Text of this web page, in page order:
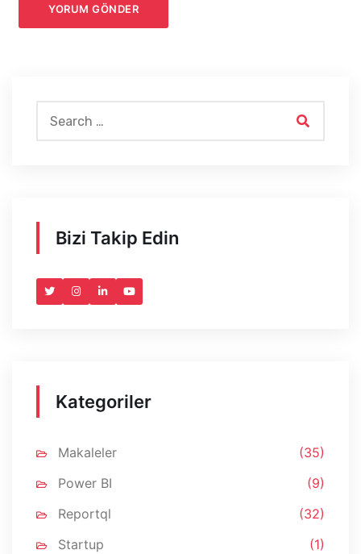
Bizi Takip Edin
Kategoriler
Makaleler
(35)
Power BI
(9)
Reportql
(32)
Startup
(1)